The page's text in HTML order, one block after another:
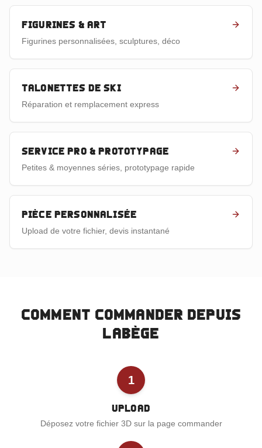
Figurines & art
Figurines personnalisées, sculptures, déco
Talonettes de ski
Réparation et remplacement express
Service pro & prototypage
Petites & moyennes séries, prototypage rapide
Pièce personnalisée
Upload de votre fichier, devis instantané
Comment commander depuis
Labège
1
Upload
Déposez votre fichier 3D sur la page commander